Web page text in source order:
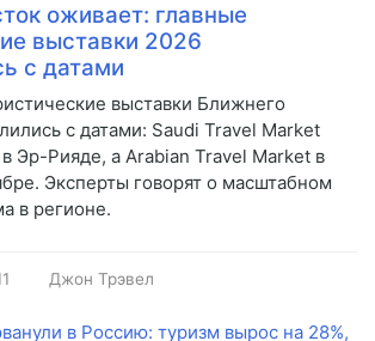
оживает: главные
выставки 2026
с датами
выставки Ближнего
с датами: Saudi Travel Market
Эр-Рияде, а Arabian Travel Market в
Эксперты говорят о масштабном
в регионе.
Джон Трэвел